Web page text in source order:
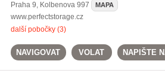
Praha 9, Kolbenova 997 MAPA
www.perfectstorage.cz
další pobočky (3)
NAVIGOVAT VOLAT NAPIŠTE